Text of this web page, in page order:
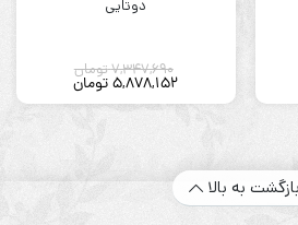
دوتایی
7,347,690تومان
5,878,152 تومان
بازگشت به بالا